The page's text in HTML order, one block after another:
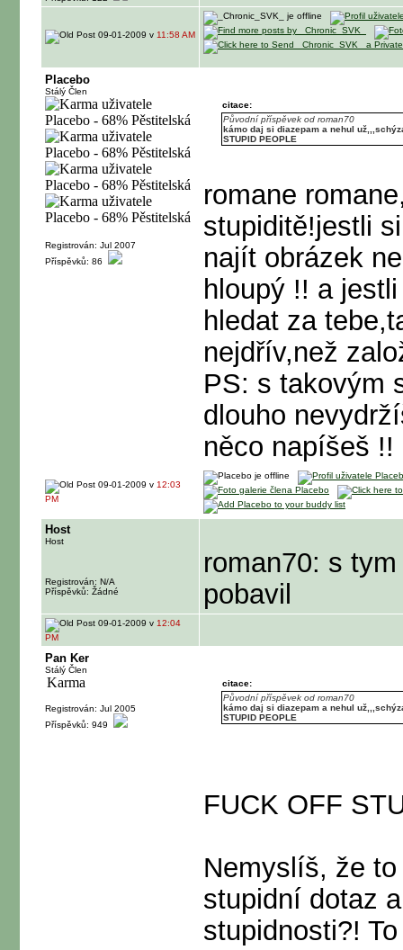
09-01-2009 v 11:58 AM
Placebo
Stálý Člen
Registrován: Jul 2007
Příspěvků: 86
citace:
Původní příspěvek od roman70
kámo daj si diazepam a nehul
STUPID PEOPLE
romane
stupiditě!jestli
najít obrázek
hloupý !! a
hledat za
nejdřív,než
PS: s takovým
dlouho
něco napíšeš !!
09-01-2009 v 12:03
PM
Host
Host
Registrován: N/A
Příspěvků: Žádné
roman70: s
pobavil
09-01-2009 v 12:04
PM
Pan Ker
Stálý Člen
Registrován: Jul 2005
Příspěvků: 949
citace:
Původní příspěvek od roman70
kámo daj si diazepam a nehul
STUPID PEOPLE
FUCK OFF
Nemyslíš, že
stupidní dotaz
stupidnosti?!